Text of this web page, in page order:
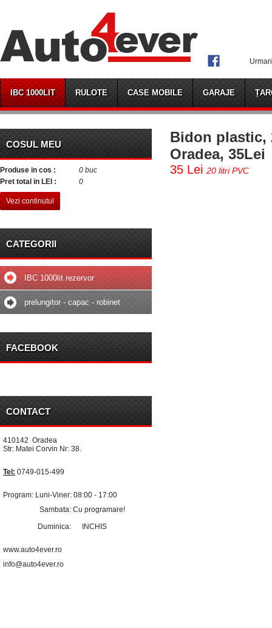
IBC 1000LIT RULOTE CASE MOBILE GARAJE
COSUL MEU
Produse in cos :
0 buc
Pret total in LEI :
0
Vezi continutul
CATEGORII
IBC 1000lit rezervor
prelungitor - capac - robinet
FACEBOOK
CONTACT
410142 Oradea
Str: Matei Corvin Nr: 38.
Tel: 0749-015-499
Program: Luni-Viner: 08:00 - 17:00
Sambata: Cu programare!
Duminica: INCHIS
www.auto4ever.ro
info@auto4ever.ro
Bidon plastic,
Oradea, 35Lei
35 Lei 20 litri PVC